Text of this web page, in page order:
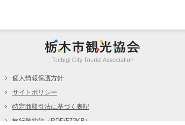
Tochigi City Tourist Association
個人情報保護方針
サイトポリシー
特定商取引法に基づく表記
旅行業約款（PDF/572KB）